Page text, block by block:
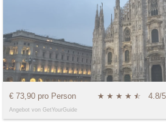
€ 73,90 pro Person ★ ★ ★ ★ ★
☆ 4.8/5
Angebot von GetYourGuide